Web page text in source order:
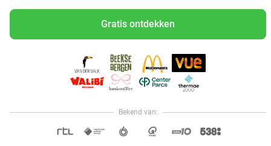
Gratis ontdekken
Bekend van:
Voordelig genieten in Liège: haal deal-inspiratie uit onze
Mangez des sushis à Liège
Mangez à volonté à Liège
Center Parcs Les Ardennes
Plopsa Coo Ardennes: gezellig familiepark vlakbij de
Hoi, onze klantenservice is open,
dus als je een vraag hebt helpen